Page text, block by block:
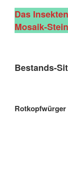
Das
Mosaik-
Bestands-
Rotkopfwürger